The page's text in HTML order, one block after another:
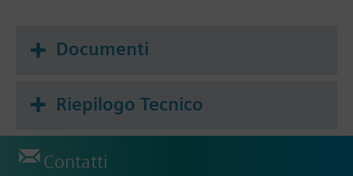
Documenti
Riepilogo Tecnico
Contatti